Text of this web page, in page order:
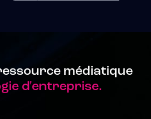
médiatique
d'entreprise.